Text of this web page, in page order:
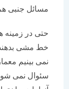
مسائل جنبی هم
حتی در زمینه هزینه
خط مشی بدهند اما
نمی بینیم معماران
سئوال نمی شود که